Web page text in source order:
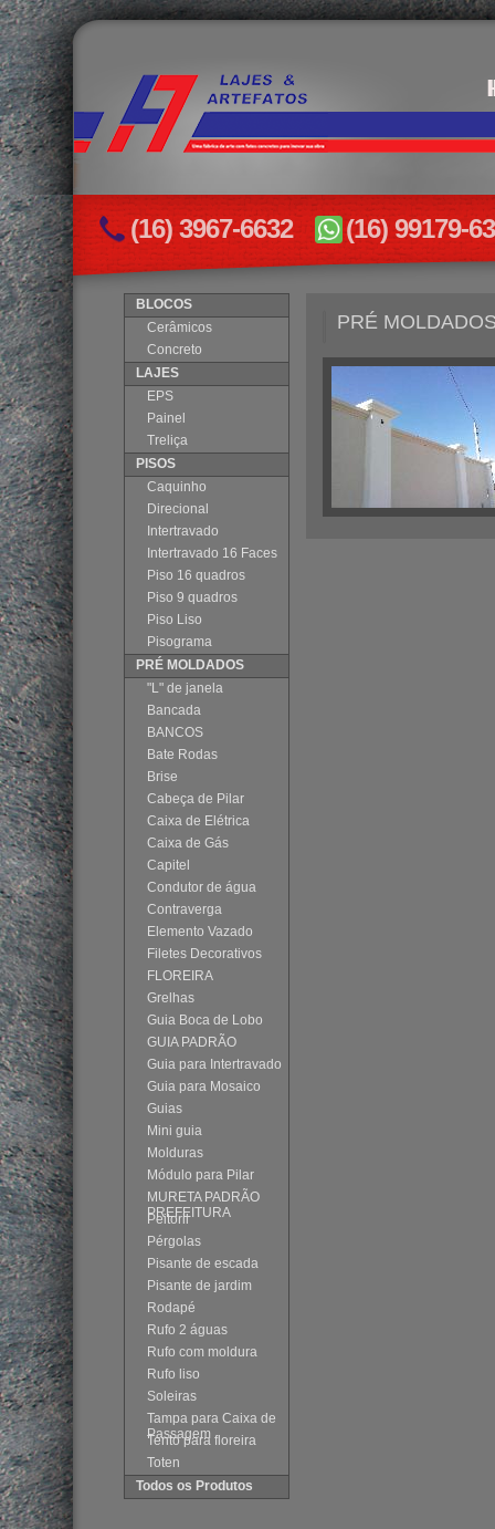
(16) 3967-6632 (16) 99179-
BLOCOS
Cerâmicos
Concreto
LAJES
EPS
Painel
Treliça
PISOS
Caquinho
Direcional
Intertravado
Intertravado 16 Faces
Piso 16 quadros
Piso 9 quadros
Piso Liso
Pisograma
PRÉ MOLDADOS
"L" de janela
Bancada
BANCOS
Bate Rodas
Brise
Cabeça de Pilar
Caixa de Elétrica
Caixa de Gás
Capitel
Condutor de água
Contraverga
Elemento Vazado
Filetes Decorativos
FLOREIRA
Grelhas
Guia Boca de Lobo
GUIA PADRÃO
Guia para Intertravado
Guia para Mosaico
Guias
Mini guia
Molduras
Módulo para Pilar
MURETA PADRÃO
PREFEITURA
Peitoril
Pérgolas
Pisante de escada
Pisante de jardim
Rodapé
Rufo 2 águas
Rufo com moldura
Rufo liso
Soleiras
Tampa para Caixa de
Passagem
Tento para floreira
Toten
Todos os Produtos
PRÉ